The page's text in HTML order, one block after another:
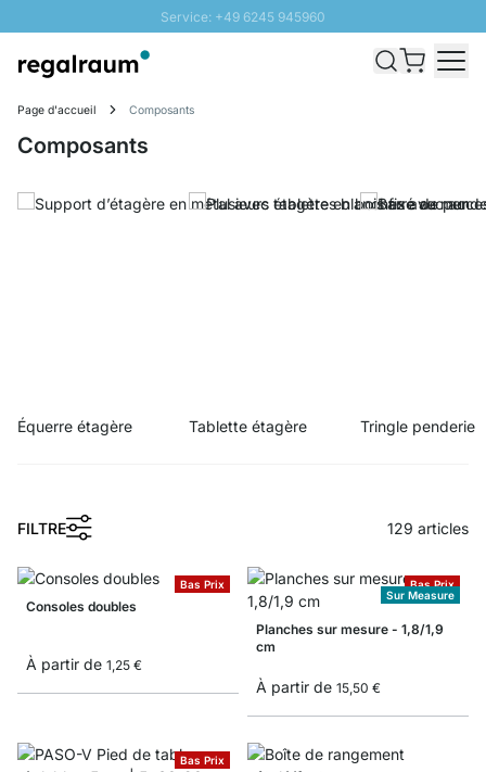
Service: +49 6245 945960
Livraison rapide - Livraison gratuite dès 100€
PROMO SOLEIL: Jusqu'à 20% de remise
Page d'accueil Composants
Composants
Équerre étagère Tablette étagère Tringle penderie
FILTRE 129 articles
Bas Prix
Consoles doubles
À partir de 1,25 €
Bas Prix
Sur Measure
Planches sur mesure - 1,8/1,9
cm
À partir de 15,50 €
Bas Prix